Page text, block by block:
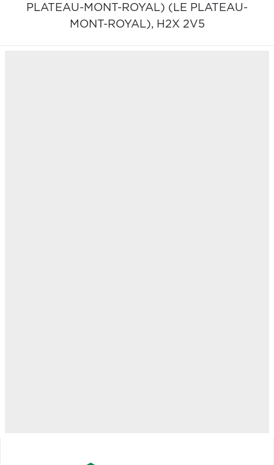
PLATEAU-MONT-ROYAL) (LE PLATEAU-
MONT-ROYAL), H2X 2V5